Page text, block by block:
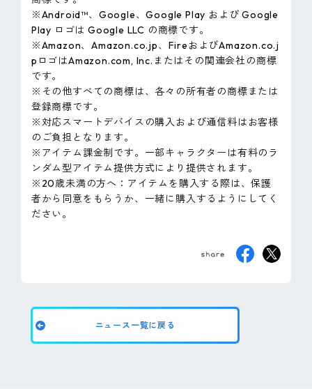
※Android™、Google、Google Play および Google
Play ロゴは Google LLC の商標です。
※Amazon、Amazon.co.jp、FireおよびAmazon.co.j
pロゴはAmazon.com, Inc.またはその関連会社の商標
です。
※その他すべての商標は、各々の所有者の商標または
登録商標です。
※対応スマートデバイスの購入および通信料はお客様
のご負担となります。
※アイテム課金制です。一部キャラクターは有料のラ
ンダム型アイテム提供方式により提供されます。
※20歳未満の方へ：アイテムを購入する際は、保護
者から同意をもらうか、一緒に購入するようにしてく
ださい。
ニュース一覧に戻る